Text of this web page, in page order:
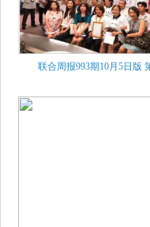
联合周报993期10月5日版